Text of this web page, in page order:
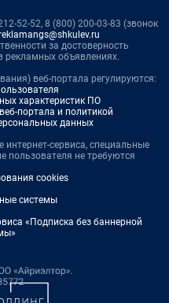
52-52, 8 (800) 200-03-83 (звонок
за достоверность
объявлениях.
веб-портала регулируются:
характеристик ПО
портала и политикой
данных
интернет-сервиса, специальные
пользователя не требуются
cookies
системы
«Подписка без баннерной